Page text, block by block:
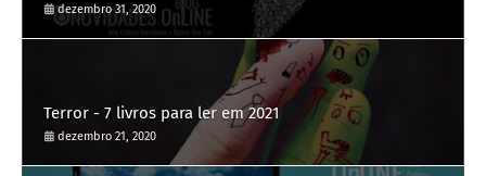
dezembro 31, 2020
Terror - 7 livros para ler em 2021
dezembro 21, 2020